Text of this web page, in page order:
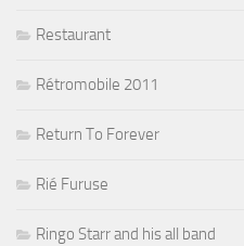
Restaurant
Rétromobile 2011
Return To Forever
Rié Furuse
Ringo Starr and his all band